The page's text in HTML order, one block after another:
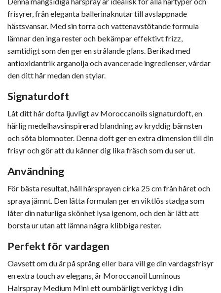
frisyrer, från eleganta ballerinaknutar till avslappnade
hästsvansar. Med sin torra och vattenavstötande formula
lämnar den inga rester och bekämpar effektivt frizz,
samtidigt som den ger en strålande glans. Berikad med
antioxidantrik arganolja och avancerade ingredienser, vårdar
den ditt hår medan den stylar.
Signaturdoft
Låt ditt hår dofta ljuvligt av Moroccanoils signaturdoft, en
härlig medelhavsinspirerad blandning av kryddig bärnsten
och söta blomnoter. Denna doft ger en extra dimension till din
frisyr och gör att du känner dig lika fräsch som du ser ut.
Användning
För bästa resultat, håll hårsprayen cirka 25 cm från håret och
spraya jämnt. Den lätta formulan ger en viktlös stadga som
låter din naturliga skönhet lysa igenom, och den är lätt att
borsta ur utan att lämna några klibbiga rester.
Perfekt för vardagen
Oavsett om du är på språng eller bara vill ge din vardagsfrisyr
en extra touch av elegans, är Moroccanoil Luminous
Hairspray Medium Mini ett oumbärligt verktyg i din